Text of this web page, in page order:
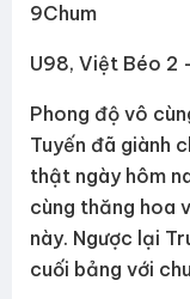
9Chum
U98, Việt Béo 2
Phong độ vô
Tuyến đã giành
thật ngày hôm
cùng thăng hoa
này. Ngược lại
cuối bảng với